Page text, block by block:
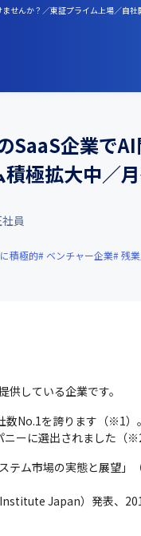
せんか？／東証プライム上場／自
SaaS企業で
極拡大中／
員
積極的 ベンチャー企業 残
している企業です。
No.1を誇ります（※1）。
ーに選出されました（※2
テム市場の実態と展望
Japan）発表、